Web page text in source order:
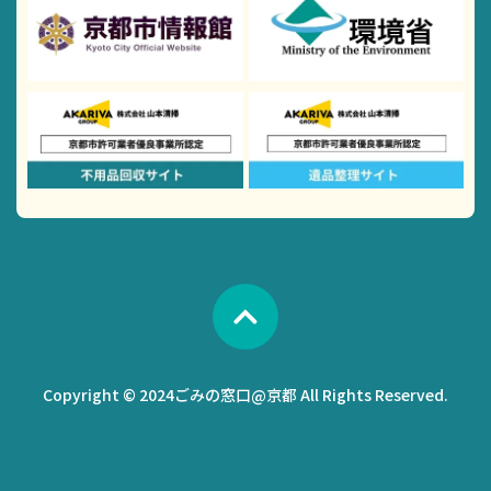
Copyright © 2024ごみの窓口@京都 All Rights Reserved.